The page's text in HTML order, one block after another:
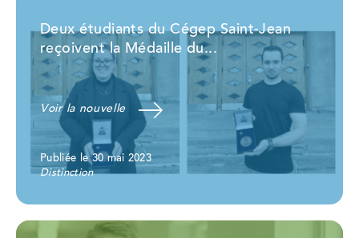
Deux étudiants du Cégep Saint-Jean
reçoivent la Médaille du...
Voir la nouvelle
Publiée le 30 mai 2023
Distinction